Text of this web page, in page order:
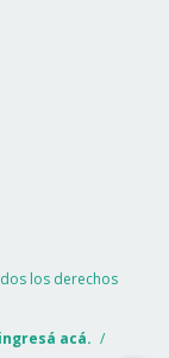
los derechos
ingresá acá. /